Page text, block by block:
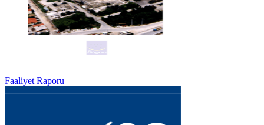
Faaliyet Raporu